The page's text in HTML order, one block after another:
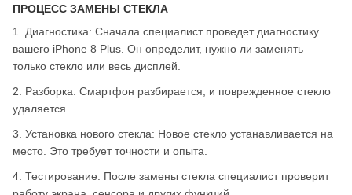
ПРОЦЕСС ЗАМЕНЫ СТЕКЛА
1. Диагностика: Сначала специалист проведет диагностику
вашего iPhone 8 Plus. Он определит, нужно ли заменять
только стекло или весь дисплей.
2. Разборка: Смартфон разбирается, и поврежденное стекло
удаляется.
3. Установка нового стекла: Новое стекло устанавливается на
место. Это требует точности и опыта.
4. Тестирование: После замены стекла специалист проверит